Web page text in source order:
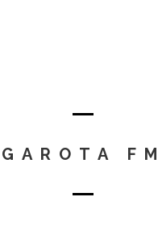
GAROTA FM